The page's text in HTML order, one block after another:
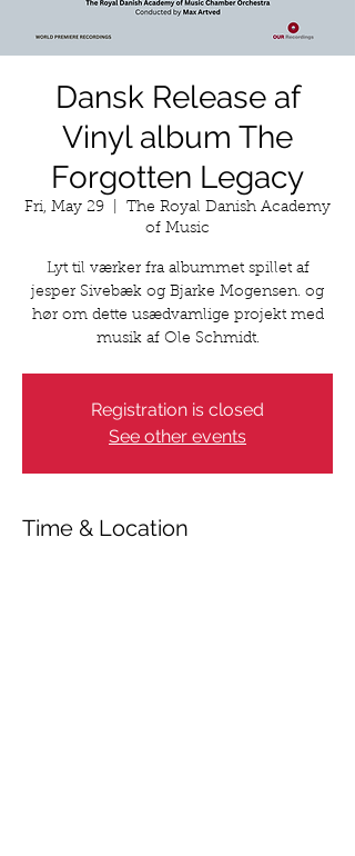
Dansk Release af
Vinyl album The
Forgotten Legacy
Fri, May 29
The Royal Danish Academy
of Music
Lyt til værker fra albummet spillet af
jesper Sivebæk og Bjarke Mogensen. og
hør om dette usædvamlige projekt med
musik af Ole Schmidt.
Registration is closed
See other events
Time & Location